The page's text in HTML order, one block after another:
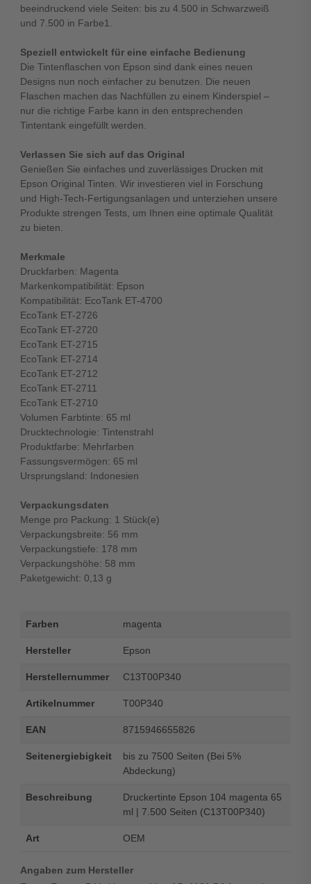
beeindruckend viele Seiten: bis zu 4.500 in Schwarzweiß
und 7.500 in Farbe1.
Speziell entwickelt für eine einfache Bedienung
Die Tintenflaschen von Epson sind dank eines neuen
Designs nun noch einfacher zu benutzen. Die neuen
Flaschen machen das Nachfüllen zu einem Kinderspiel –
nur die richtige Farbe kann in den entsprechenden
Tintentank eingefüllt werden.
Verlassen Sie sich auf das Original
Genießen Sie einfaches und zuverlässiges Drucken mit
Epson Original Tinten. Wir investieren viel in Forschung
und High-Tech-Fertigungsanlagen und unterziehen unsere
Produkte strengen Tests, um Ihnen eine optimale Qualität
zu bieten.
Merkmale
Druckfarben: Magenta
Markenkompatibilität: Epson
Kompatibilität: EcoTank ET-4700
EcoTank ET-2726
EcoTank ET-2720
EcoTank ET-2715
EcoTank ET-2714
EcoTank ET-2712
EcoTank ET-2711
EcoTank ET-2710
Volumen Farbtinte: 65 ml
Drucktechnologie: Tintenstrahl
Produktfarbe: Mehrfarben
Fassungsvermögen: 65 ml
Ursprungsland: Indonesien
Verpackungsdaten
Menge pro Packung: 1 Stück(e)
Verpackungsbreite: 56 mm
Verpackungstiefe: 178 mm
Verpackungshöhe: 58 mm
Paketgewicht: 0,13 g
Farben magenta
Hersteller Epson
Herstellernummer C13T00P340
Artikelnummer T00P340
EAN 8715946655826
Seitenergiebigkeit
bis zu 7500 Seiten (Bei 5%
Abdeckung)
Beschreibung
Druckertinte Epson 104 magenta 65
ml | 7.500 Seiten (C13T00P340)
Art OEM
Angaben zum Hersteller